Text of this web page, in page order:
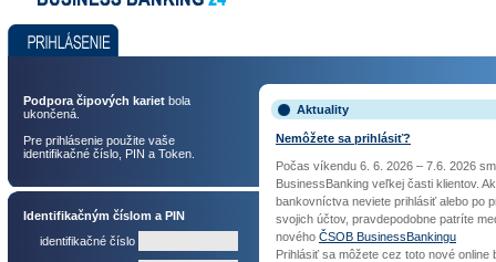
prihlásenie
Aktuality
Nemôžete sa prihlásiť?
Počas víkendu 6. 6. 2026 – 7.6. 2026
BusinessBanking veľkej časti klientov.
bankovníctva neviete prihlásiť alebo po
svojich účtov, pravdepodobne patríte
nového ČSOB BusinessBankingu
Prihlásiť sa môžete cez toto nové
Podpora čipových kariet bola
ukončená.
Pre prihlásenie použite vaše
identifikačné číslo, PIN a Token.
Identifikačným číslom a PIN
identifikačné číslo